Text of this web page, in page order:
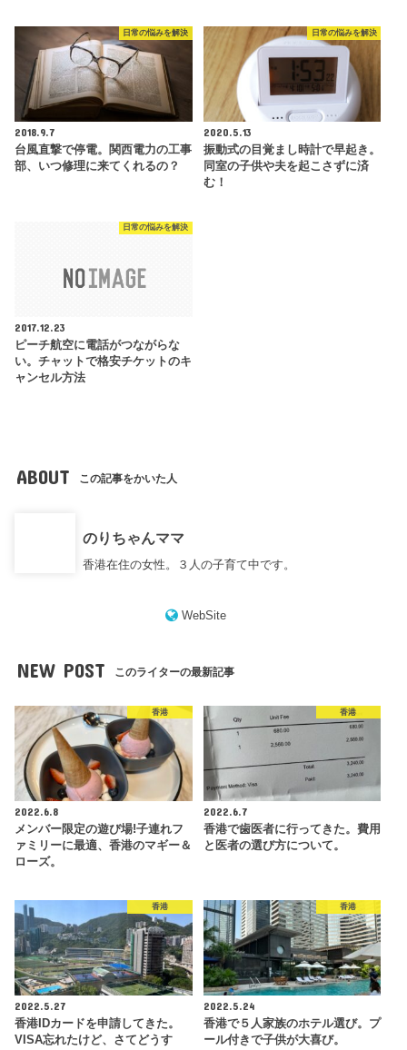
日常の悩みを解決
2018.9.7
台風直撃で停電。関西電力の工事
部、いつ修理に来てくれるの？
日常の悩みを解決
2020.5.13
振動式の目覚まし時計で早起き。
同室の子供や夫を起こさずに済
む！
日常の悩みを解決
2017.12.23
ピーチ航空に電話がつながらな
い。チャットで格安チケットのキ
ャンセル方法
ABOUT この記事をかいた人
のりちゃんママ
香港在住の女性。３人の子育て中です。
WebSite
NEW POST このライターの最新記事
香港
2022.6.8
メンバー限定の遊び場!子連れフ
ァミリーに最適、香港のマギー＆
ローズ。
香港
2022.6.7
香港で歯医者に行ってきた。費用
と医者の選び方について。
香港
2022.5.27
香港IDカードを申請してきた。
VISA忘れたけど、さてどうす
香港
2022.5.24
香港で５人家族のホテル選び。プ
ール付きで子供が大喜び。